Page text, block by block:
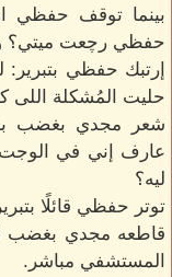
بينما توقف حفظي
حفظي رچعت ميتي؟
إرتبك حفظي
حليت المُشكلة
شعر مجدي بغضب
عارف إني في
ليه؟
توتر حفظي قائلًا
قاطعه مجدي بغضب
المستشفي مباشر.